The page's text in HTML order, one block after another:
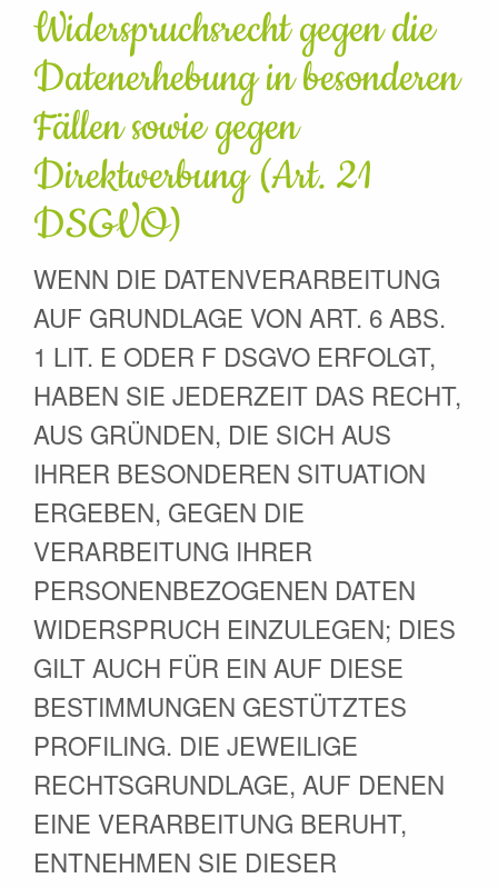
Widerspruchsrecht gegen die
Datenerhebung in besonderen
Fällen sowie gegen
Direktwerbung (Art. 21
DSGVO)
WENN DIE DATENVERARBEITUNG
AUF GRUNDLAGE VON ART. 6 ABS.
1 LIT. E ODER F DSGVO ERFOLGT,
HABEN SIE JEDERZEIT DAS RECHT,
AUS GRÜNDEN, DIE SICH AUS
IHRER BESONDEREN SITUATION
ERGEBEN, GEGEN DIE
VERARBEITUNG IHRER
PERSONENBEZOGENEN DATEN
WIDERSPRUCH EINZULEGEN; DIES
GILT AUCH FÜR EIN AUF DIESE
BESTIMMUNGEN GESTÜTZTES
PROFILING. DIE JEWEILIGE
RECHTSGRUNDLAGE, AUF DENEN
EINE VERARBEITUNG BERUHT,
ENTNEHMEN SIE DIESER